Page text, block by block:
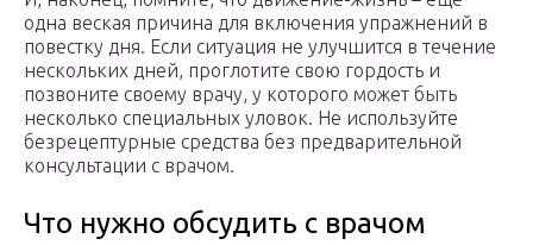
одна веская причина для включения упражнений в
повестку дня. Если ситуация не улучшится в течение
нескольких дней, проглотите свою гордость и
позвоните своему врачу, у которого может быть
несколько специальных уловок. Не используйте
безрецептурные средства без предварительной
консультации с врачом.
Что нужно обсудить с врачом